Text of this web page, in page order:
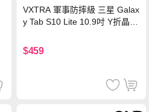
VXTRA 軍事防摔級 三星 Galax
y Tab S10 Lite 10.9吋 Y折晶透
$459